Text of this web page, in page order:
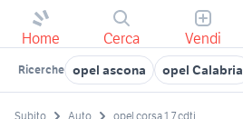
Home Cerca Vendi
Ricerche opel ascona opel Calabria
Subito Auto opel corsa 1.7 cdti